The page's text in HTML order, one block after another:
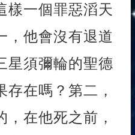
樣一個罪惡滔天
，他會沒有退道
星須彌輪的聖德
在嗎？第二，
在他死之前，